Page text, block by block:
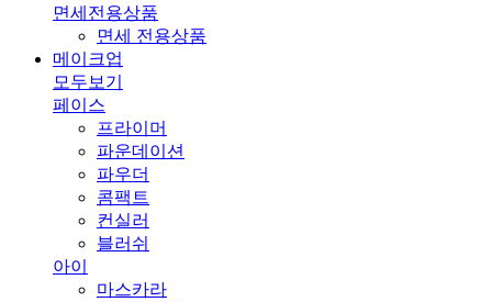
면세전용상품
면세 전용상품
메이크업
모두보기
페이스
프라이머
파운데이션
파우더
콤팩트
컨실러
블러쉬
아이
마스카라